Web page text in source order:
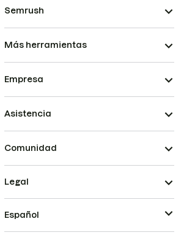
Semrush
Más herramientas
Empresa
Asistencia
Comunidad
Legal
Español